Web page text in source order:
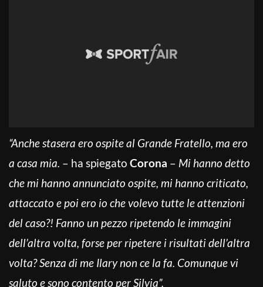
“Anche stasera ero ospite al Grande Fratello, ma ero
a casa mia. – ha spiegato Corona – Mi hanno detto
che mi hanno annunciato ospite, mi hanno criticato,
attaccato e poi ero io che volevo tutte le attenzioni
del caso?! Fanno un pezzo ripetendo le immagini
dell’altra volta, forse per ripetere i risultati dell’altra
volta? Senza di me Ilary non ce la fa. Comunque vi
saluto e sono contento per Silvia”.